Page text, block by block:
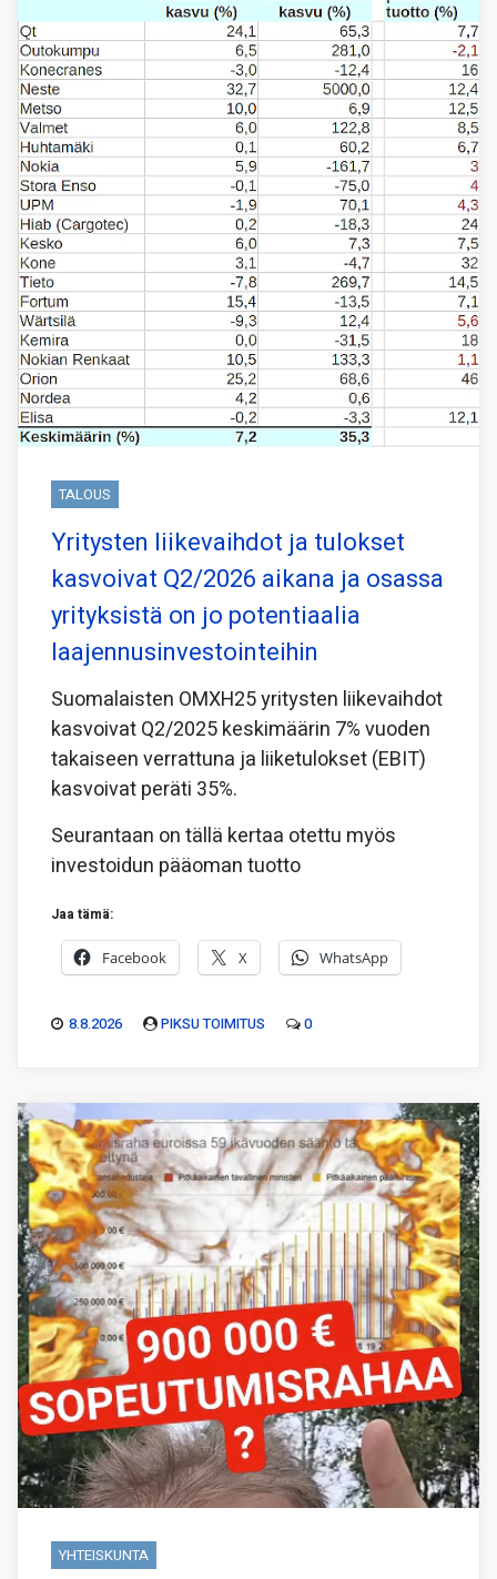
TALOUS
Yritysten liikevaihdot ja tulokset
kasvoivat Q2/2026 aikana ja osassa
yrityksistä on jo potentiaalia
laajennusinvestointeihin
Suomalaisten OMXH25 yritysten liikevaihdot
kasvoivat Q2/2025 keskimäärin 7% vuoden
takaiseen verrattuna ja liiketulokset (EBIT)
kasvoivat peräti 35%.
Seurantaan on tällä kertaa otettu myös
investoidun pääoman tuotto
Jaa tämä:
Facebook X WhatsApp
8.8.2026 PIKSU TOIMITUS 0
YHTEISKUNTA